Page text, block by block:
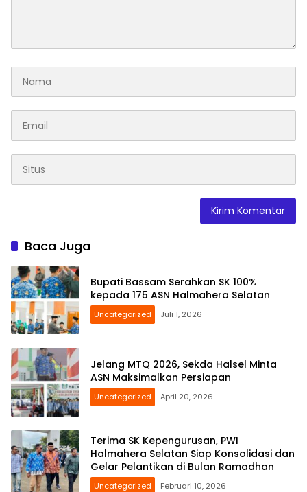
Baca Juga
Bupati Bassam Serahkan SK 100%
kepada 175 ASN Halmahera Selatan
Uncategorized Juli 1, 2026
Jelang MTQ 2026, Sekda Halsel Minta
ASN Maksimalkan Persiapan
Uncategorized April 20, 2026
Terima SK Kepengurusan, PWI
Halmahera Selatan Siap Konsolidasi dan
Gelar Pelantikan di Bulan Ramadhan
Uncategorized Februari 10, 2026